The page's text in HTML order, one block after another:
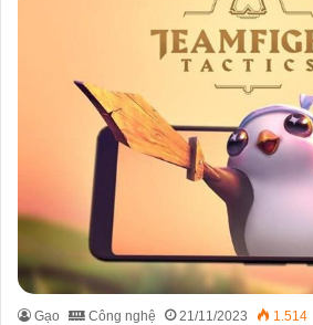
Gạo Công nghệ 21/11/2023 1.514